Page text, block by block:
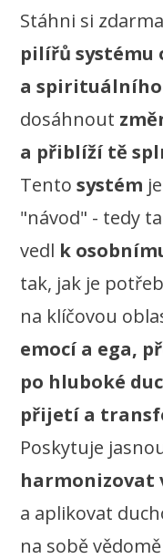
Stáhni si
pilířů systému
a
dosáhnout
a přiblíží tě
Tentosystém
"návod" - tedy
vedl k
tak, jak je
na klíčovou
emocí a ega,
po hluboké
přijetí a
Poskytuje
harmonizovat
a aplikovat
na sobě